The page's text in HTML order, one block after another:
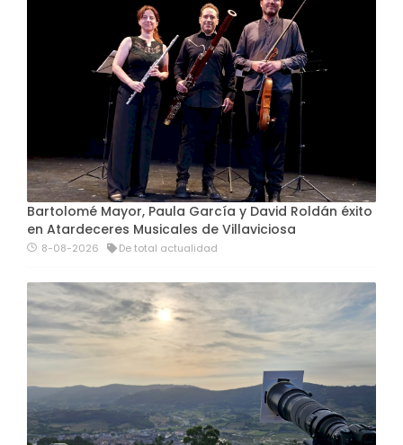
Bartolomé Mayor, Paula García y David Roldán éxito
en Atardeceres Musicales de Villaviciosa
8-08-2026 De total actualidad